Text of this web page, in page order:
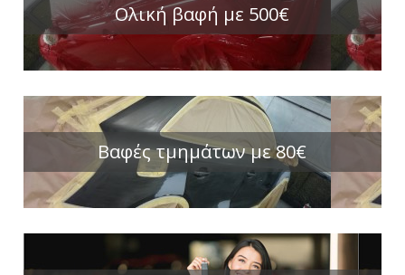
Oλική βαφή με 500€
Βαφές τμημάτων με 80€